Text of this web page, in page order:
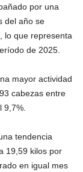
por una
del año se
lo que representa
de 2025.
mayor actividad
cabezas entre
tendencia
19,59 kilos por
en igual mes